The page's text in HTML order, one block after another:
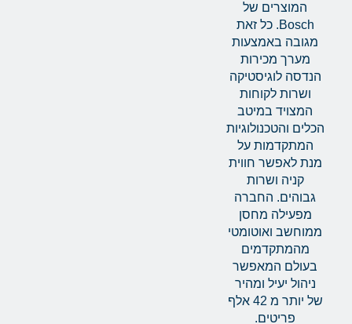
המוצרים של
Bosch. כל זאת
מגובה באמצעות
מערך מכירות
הנדסה לוגיסטיקה
ושרות לקוחות
המצויד במיטב
הכלים והטכנולוגיות
המתקדמות על
מנת לאפשר חווית
קניה ושרות
גבוהים. החברה
מפעילה מחסן
ממוחשב ואוטומטי
מהמתקדמים
בעולם המאפשר
ניהול יעיל ומהיר
של יותר מ 42 אלף
פריטים.